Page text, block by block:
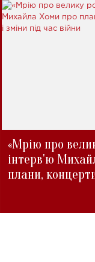
«Мрію про
інтерв'ю
плани,